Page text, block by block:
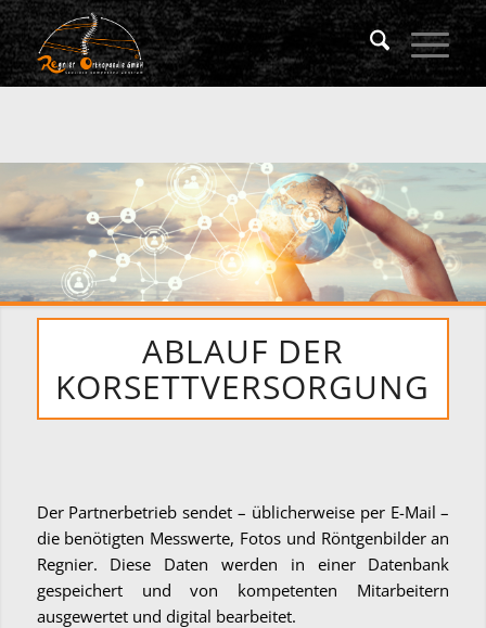
ABLAUF DER
KORSETTVERSORGUNG
Der Partnerbetrieb sendet – üblicherweise per E-Mail –
die benötigten Messwerte, Fotos und Röntgenbilder an
Regnier. Diese Daten werden in einer Datenbank
gespeichert und von kompetenten Mitarbeitern
ausgewertet und digital bearbeitet.